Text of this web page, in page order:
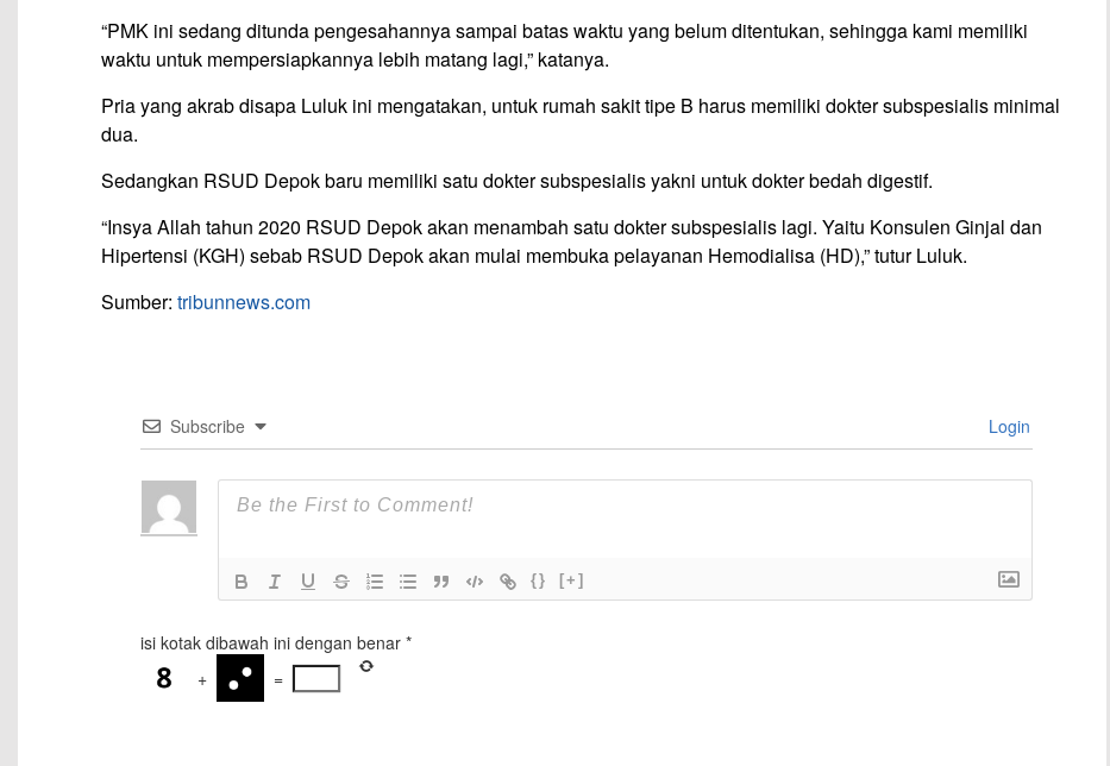
“PMK ini sedang ditunda pengesahannya sampai batas waktu yang belum ditentukan, sehingga kami memiliki
waktu untuk mempersiapkannya lebih matang lagi,” katanya.
Pria yang akrab disapa Luluk ini mengatakan, untuk rumah sakit tipe B harus memiliki dokter subspesialis minimal
dua.
Sedangkan RSUD Depok baru memiliki satu dokter subspesialis yakni untuk dokter bedah digestif.
“Insya Allah tahun 2020 RSUD Depok akan menambah satu dokter subspesialis lagi. Yaitu Konsulen Ginjal dan
Hipertensi (KGH) sebab RSUD Depok akan mulai membuka pelayanan Hemodialisa (HD),” tutur Luluk.
Sumber: tribunnews.com
Subscribe Login
{} [+]
isi kotak dibawah ini dengan benar*
+
=